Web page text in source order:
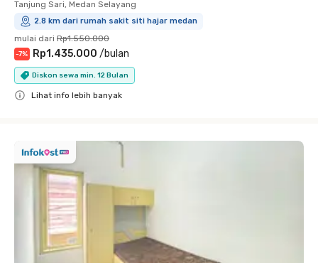
Tanjung Sari, Medan Selayang
2.8 km dari rumah sakit siti hajar medan
mulai dari Rp1.550.000
-7% Rp1.435.000 /bulan
Diskon sewa min. 12 Bulan
Lihat info lebih banyak